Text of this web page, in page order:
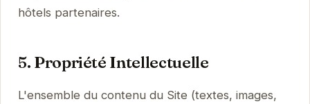
hôtels partenaires.
5. Propriété Intellectuelle
L'ensemble du contenu du Site (textes, images,